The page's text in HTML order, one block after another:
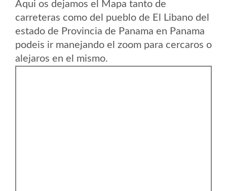
Aqui os dejamos el Mapa tanto de
carreteras como del pueblo de El Libano del
estado de Provincia de Panama en Panama
podeis ir manejando el zoom para cercaros o
alejaros en el mismo.